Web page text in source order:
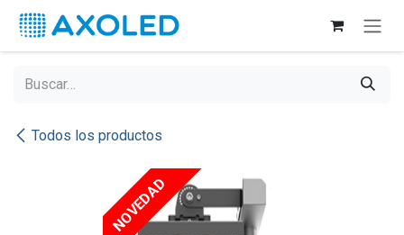
Ir al contenido
Todos los productos
NOVEDAD